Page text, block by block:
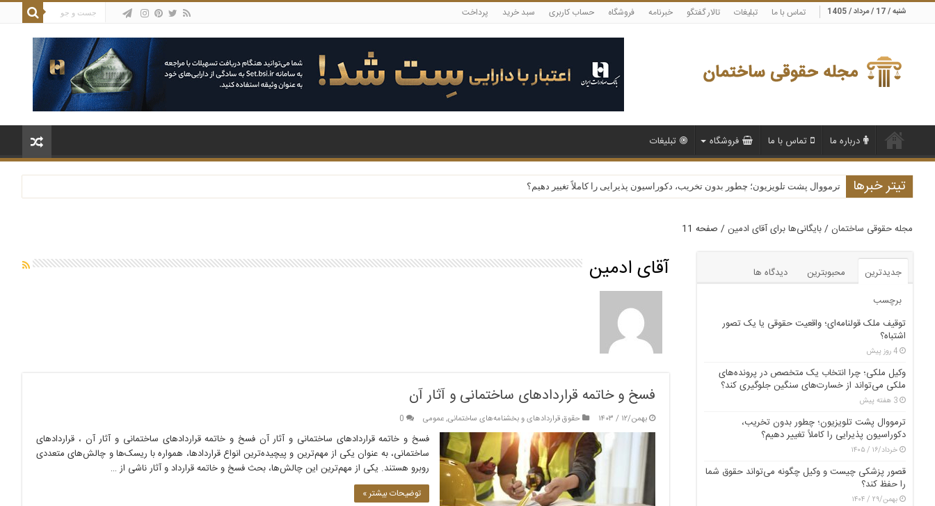
شنبه / 17 / مرداد / 1405 تماس با ما تبلیغات تالار گفتگو خبرنامه فروشگاه حساب کاربری سبد خرید پرداخت
درباره ما تماس با ما فروشگاه تبلیغات
تیتر خبرها ترمووال پشت تلویزیون؛ چطور بدون تخریب، دکوراسیون پذیرایی را کاملاً تغییر دهیم؟
مجله حقوقی ساختمان/بایگانی‌ها برای آقای ادمین/ صفحه 11
آقای ادمین
فسخ و خاتمه قراردادهای ساختمانی و آثار آن
بهمن/۱۲ / ۱۴۰۳ حقوق قراردادهای و بخشنامه‌های ساختمانی,عمومی 0
فسخ و خاتمه قراردادهای ساختمانی و آثار آن فسخ و خاتمه قراردادهای ساختمانی و آثار آن ، قراردادهای
ساختمانی، به عنوان یکی از مهم‌ترین و پیچیده‌ترین انواع قراردادها، همواره با ریسک‌ها و چالش‌های متعددی
روبرو هستند. یکی از مهم‌ترین این چالش‌ها، بحث فسخ و خاتمه قرارداد و آثار ناشی از …
توضیحات بیشتر »
جدیدترین محبوبترین
دیدگاه ها
برچسب
توقیف ملک قولنامه‌ای؛ واقعیت حقوقی یا یک تصور
اشتباه؟
4 روز پیش
وکیل ملکی؛ چرا انتخاب یک متخصص در پرونده‌های
ملکی می‌تواند از خسارت‌های سنگین جلوگیری کند؟
3 هفته پیش
ترمووال پشت تلویزیون؛ چطور بدون تخریب،
دکوراسیون پذیرایی را کاملاً تغییر دهیم؟
خرداد/۱۶ / ۱۴۰۵
قصور پزشکی چیست و وکیل چگونه می‌تواند حقوق شما
را حفظ کند؟
بهمن/۲۹ / ۱۴۰۴